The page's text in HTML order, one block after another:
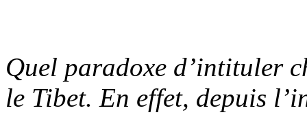
Quel paradoxe d’intituler
le Tibet. En effet, depuis